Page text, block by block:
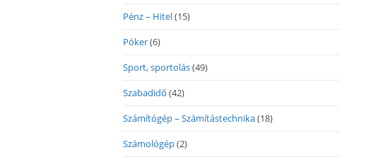
Pénz – Hitel(15)
Póker(6)
Sport, sportolás(49)
Szabadidő (42)
Számítógép – Számítástechnika(18)
Számológép(2)